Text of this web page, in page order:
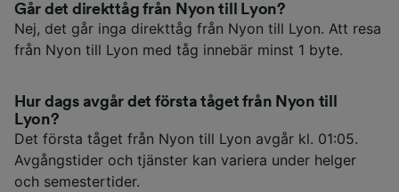
Går det direkttåg från Nyon till Lyon?
Nej, det går inga direkttåg från Nyon till Lyon. Att resa
från Nyon till Lyon med tåg innebär minst 1 byte.
Hur dags avgår det första tåget från Nyon till
Lyon?
Det första tåget från Nyon till Lyon avgår kl. 01:05.
Avgångstider och tjänster kan variera under helger
och semestertider.